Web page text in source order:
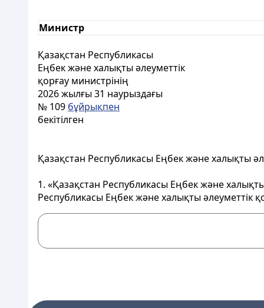
Министр
Қазақстан Республикасы
Еңбек және халықты әлеуметтік
қорғау министрінің
2026 жылғы 31 наурыздағы
№ 109 бұйрықпен
бекітілген
Қазақстан Республикасы Еңбек және халықты
1. «Қазақстан Республикасы Еңбек және
Республикасы Еңбек және халықты әлеуметтік